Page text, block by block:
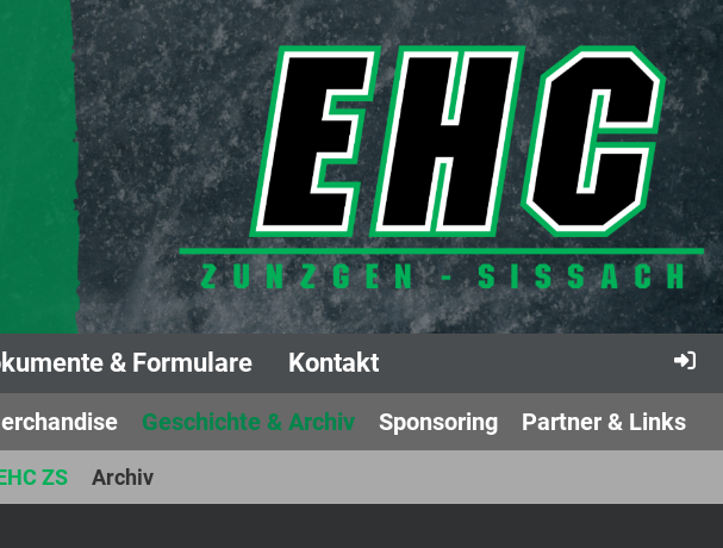
& Formulare Kontakt
Geschichte & Archiv Sponsoring Partner & Links
ZS Archiv